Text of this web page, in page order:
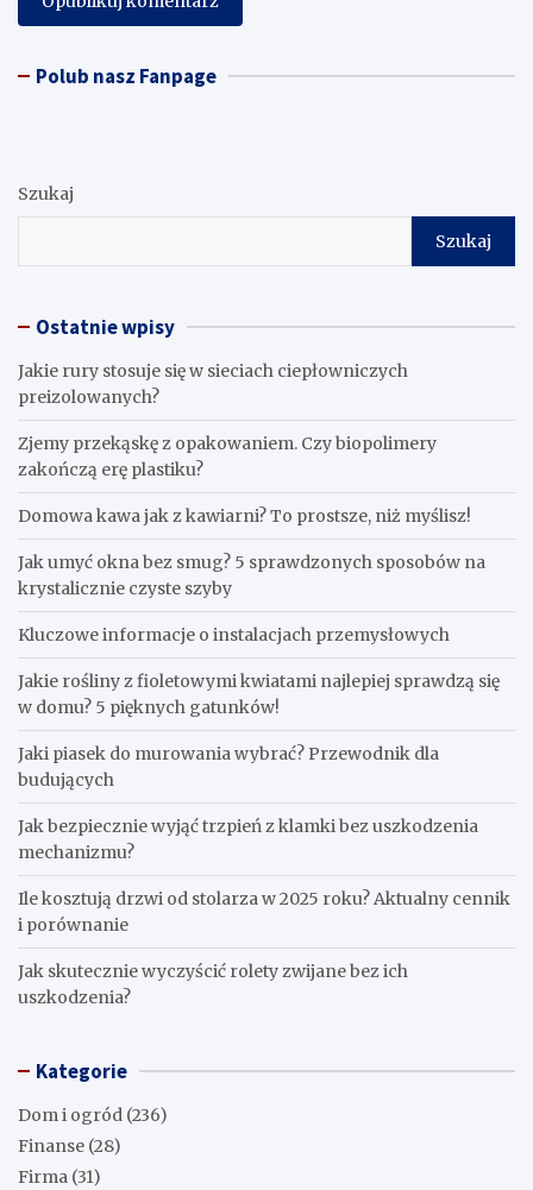
Polub nasz Fanpage
Szukaj
Szukaj
Ostatnie wpisy
Jakie rury stosuje się w sieciach ciepłowniczych
preizolowanych?
Zjemy przekąskę z opakowaniem. Czy biopolimery
zakończą erę plastiku?
​Domowa kawa jak z kawiarni? To prostsze, niż myślisz!
Jak umyć okna bez smug? 5 sprawdzonych sposobów na
krystalicznie czyste szyby
Kluczowe informacje o instalacjach przemysłowych
Jakie rośliny z fioletowymi kwiatami najlepiej sprawdzą się
w domu? 5 pięknych gatunków!
Jaki piasek do murowania wybrać? Przewodnik dla
budujących
Jak bezpiecznie wyjąć trzpień z klamki bez uszkodzenia
mechanizmu?
Ile kosztują drzwi od stolarza w 2025 roku? Aktualny cennik
i porównanie
Jak skutecznie wyczyścić rolety zwijane bez ich
uszkodzenia?
Kategorie
Dom i ogród (236)
Finanse (28)
Firma (31)